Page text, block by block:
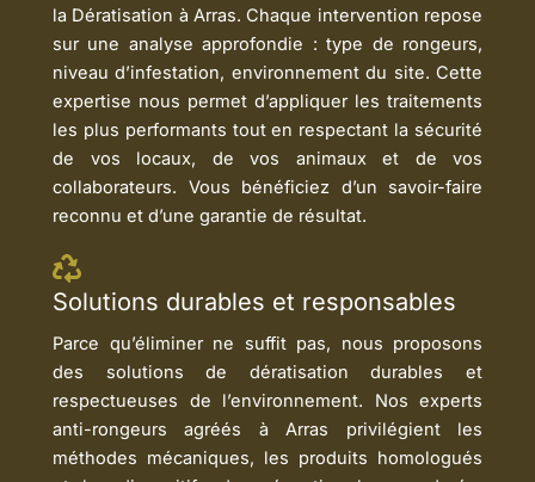
la Dératisation à Arras. Chaque intervention repose
sur une analyse approfondie : type de rongeurs,
niveau d’infestation, environnement du site. Cette
expertise nous permet d’appliquer les traitements
les plus performants tout en respectant la sécurité
de vos locaux, de vos animaux et de vos
collaborateurs. Vous bénéficiez d’un savoir-faire
reconnu et d’une garantie de résultat.
Solutions durables et responsables
Parce qu’éliminer ne suffit pas, nous proposons
des solutions de dératisation durables et
respectueuses de l’environnement. Nos experts
anti-rongeurs agréés à Arras privilégient les
méthodes mécaniques, les produits homologués